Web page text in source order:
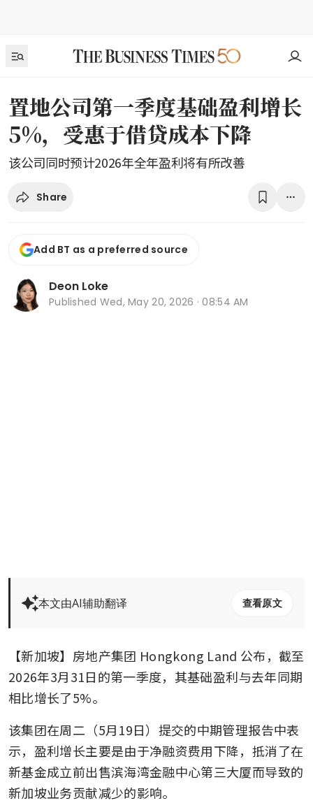
置地公司第一季度基础盈利增长
5%，受惠于借贷成本下降
该公司同时预计2026年全年盈利将有所改善
Share
Add BT as a preferred source
Deon Loke
Published Wed, May 20, 2026 · 08:54 AM
本文由AI辅助翻译 查看原文
【新加坡】房地产集团 Hongkong Land 公布，截至
2026年3月31日的第一季度，其基础盈利与去年同期
相比增长了5%。
该集团在周二（5月19日）提交的中期管理报告中表
示，盈利增长主要是由于净融资费用下降，抵消了在
新基金成立前出售滨海湾金融中心第三大厦而导致的
新加坡业务贡献减少的影响。